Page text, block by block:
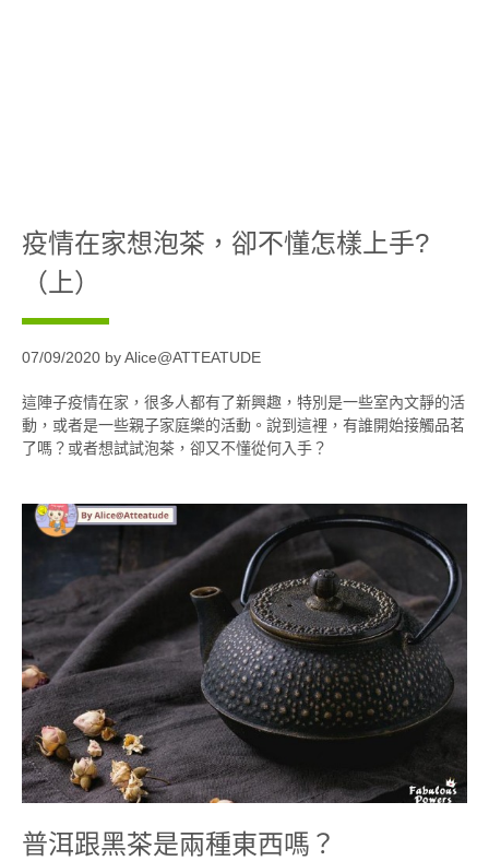
疫情在家想泡茶，卻不懂怎樣上手?
（上）
07/09/2020 by Alice@ATTEATUDE
這陣子疫情在家，很多人都有了新興趣，特別是一些室內文靜的活
動，或者是一些親子家庭樂的活動。說到這裡，有誰開始接觸品茗
了嗎？或者想試試泡茶，卻又不懂從何入手？
普洱跟黑茶是兩種東西嗎？